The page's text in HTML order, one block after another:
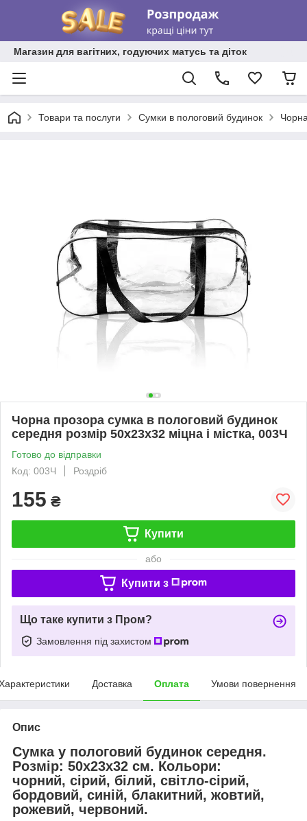
Магазин для вагітних, годуючих матусь та діток
Товари та послуги Сумки в пологовий будинок
Чорна прозора сумка в пологовий будинок
середня розмір 50х23х32 міцна і містка, 003Ч
Готово до відправки
Код: 003Ч
Роздріб
155 ₴
Купити
або
Купити з
Що таке купити з Пром?
Замовлення під захистом
Доставка Оплата Умови повернення
Опис
Сумка у пологовий будинок середня.
Розмір: 50х23х32 см. Кольори:
чорний, сірий, білий, світло-сірий,
бордовий, синій, блакитний, жовтий,
рожевий, червоний.